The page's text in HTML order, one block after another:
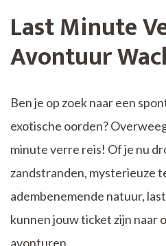
Last Minute
Avontuur
Ben je op zoek naar een
exotische oorden?
minute verre reis! Of je nu
zandstranden, mysterieuze
adembenemende natuur,
kunnen jouw ticket zijn naar
avonturen.